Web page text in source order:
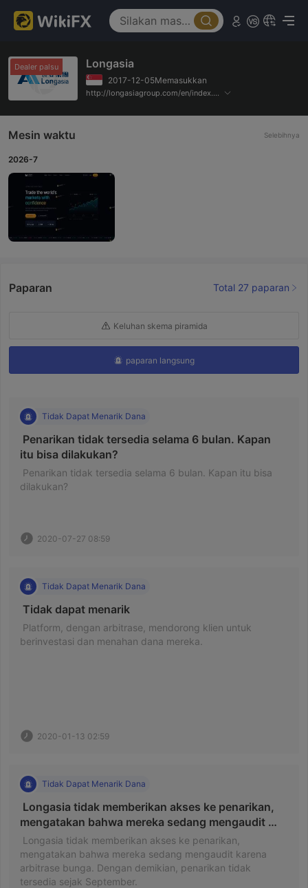
Dealer palsu Longasia
2017-12-05Memasukkan
http://longasiagroup.com/en/index.php
Mesin waktu Selebihnya
2026-7
Paparan Total 27 paparan
Keluhan skema piramida
paparan langsung
Tidak Dapat Menarik Dana
Penarikan tidak tersedia selama 6 bulan. Kapan
Penarikan tidak tersedia selama 6 bulan. Kapan itu bisa
2020-07-27 08:59
Tidak Dapat Menarik Dana
Platform, dengan arbitrase, mendorong klien untuk
2020-01-13 02:59
Tidak Dapat Menarik Dana
Longasia tidak memberikan akses ke penarikan,
mengatakan bahwa mereka sedang mengaudit
karena arbitrase bunga.
Longasia tidak memberikan akses ke penarikan,
mengatakan bahwa mereka sedang mengaudit karena
arbitrase bunga. Dengan demikian, penarikan tidak